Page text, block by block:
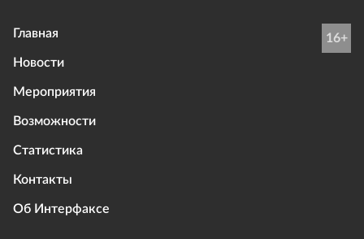
Главная
Новости
Мероприятия
Возможности
Статистика
Контакты
Об Интерфаксе
16+